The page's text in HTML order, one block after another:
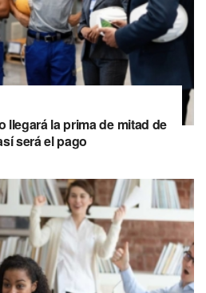
llegará la prima de mitad de
será el pago